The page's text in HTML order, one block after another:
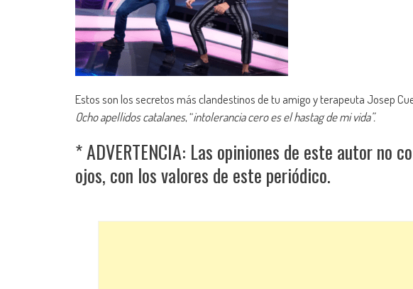
Estos son los secretos más clandestinos de tu amigo y terapeuta Josep
Ocho apellidos catalanes, “intolerancia cero es el hastag de mi vida”.
* ADVERTENCIA: Las opiniones de este autor no
ojos, con los valores de este periódico.